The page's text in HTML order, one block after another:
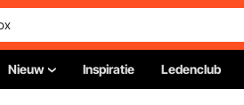
Nieuw Inspiratie Ledenclub